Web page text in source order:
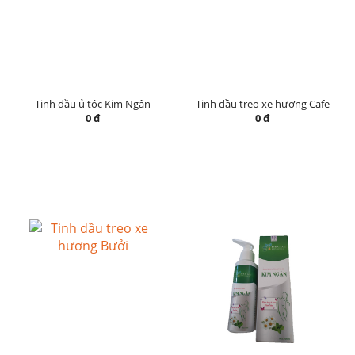
Tinh dầu ủ tóc Kim Ngân
0 đ
Tinh dầu treo xe hương Cafe
0 đ